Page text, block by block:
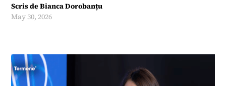
Scris deBianca Dorobanțu
May 30, 2026